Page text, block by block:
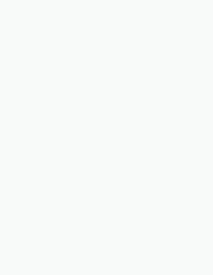
Les
pour